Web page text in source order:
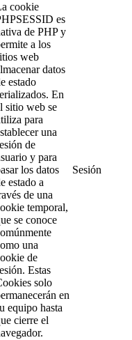
cookie
es
de PHP y
a los
web
datos
estado
En
sitio web se
para
una
de
y para
los datos
estado a
de una
temporal,
se conoce
una
de
Estas
solo
en
equipo hasta
cierre el
Sesión